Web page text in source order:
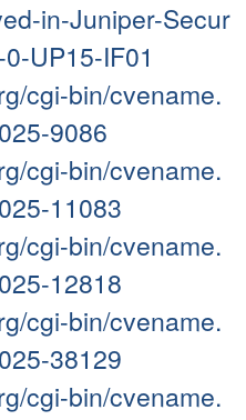
in-Juniper-Secur
UP15-IF01
cgi-bin/cvename.
9086
cgi-bin/cvename.
11083
cgi-bin/cvename.
12818
cgi-bin/cvename.
38129
cgi-bin/cvename.